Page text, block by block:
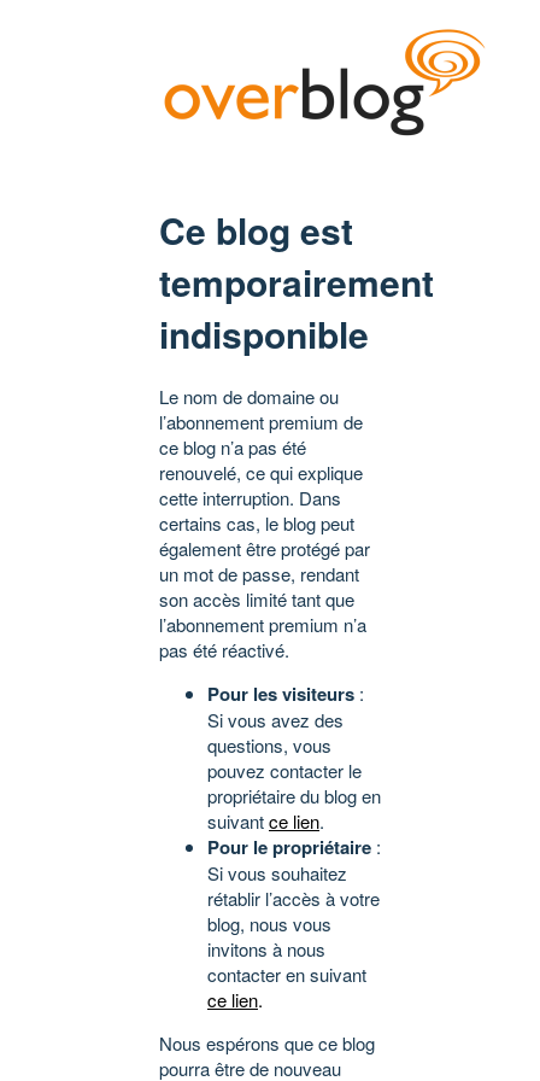
Ce blog est
temporairement
indisponible
Le nom de domaine ou
l’abonnement premium de
ce blog n’a pas été
renouvelé, ce qui explique
cette interruption. Dans
certains cas, le blog peut
également être protégé par
un mot de passe, rendant
son accès limité tant que
l’abonnement premium n’a
pas été réactivé.
Pour les visiteurs :
Si vous avez des
questions, vous
pouvez contacter le
propriétaire du blog en
suivantce lien.
Pour le propriétaire :
Si vous souhaitez
rétablir l’accès à votre
blog, nous vous
invitons à nous
contacter en suivant
ce lien.
Nous espérons que ce blog
pourra être de nouveau